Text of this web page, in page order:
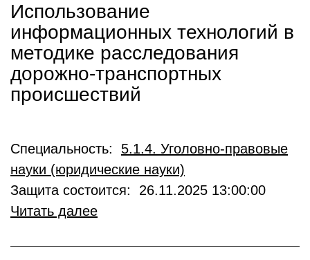
Использование
информационных технологий в
методике расследования
дорожно-транспортных
происшествий
Специальность: 5.1.4. Уголовно-правовые
науки (юридические науки)
Защита состоится: 26.11.2025 13:00:00
Читать далее